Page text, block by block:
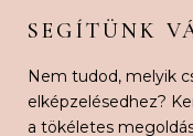
SEGÍTÜNK
Nem tudod, melyik
elképzelésedhez?
a tökéletes